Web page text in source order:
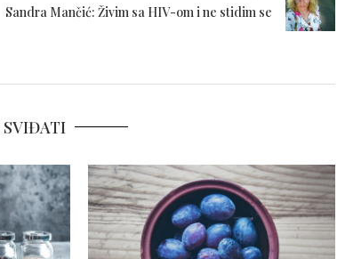
Sandra Mančić: Živim sa HIV-om i ne stidim se
SVIĐATI